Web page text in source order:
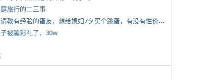
旅行的二三事
*
想请教有经验的蛋友，想给媳妇7夕买个跳蛋，有没有性价比高的推荐
被骗彩礼了，30w